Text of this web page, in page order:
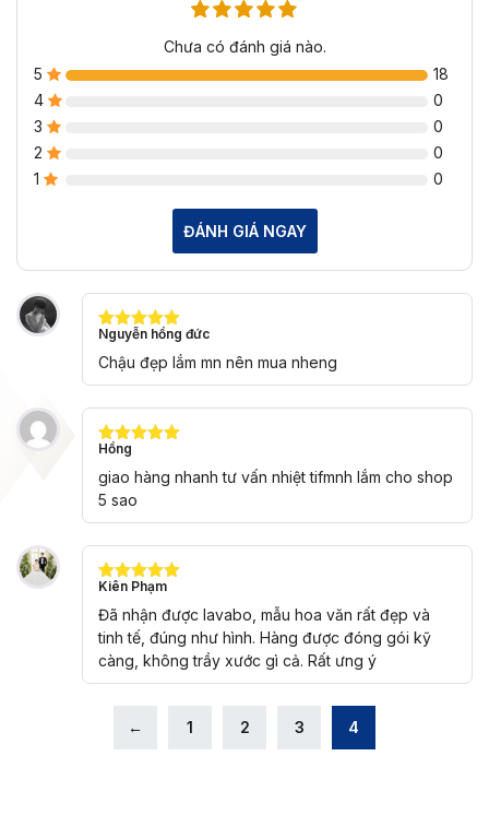
Chưa có đánh giá nào.
5
18
4
0
3
0
2
0
1
0
ĐÁNH GIÁ NGAY
Được xếp
hạng
5
sao
Nguyễn hồng đức
Chậu đẹp lắm mn nên mua nheng
Được xếp
hạng5 5
sao
Hồng
giao hàng nhanh tư vấn nhiệt tifmnh lắm cho shop
5 sao
Được xếp
hạng 55
sao
Kiên Phạm
Đã nhận được lavabo, mẫu hoa văn rất đẹp và
tinh tế, đúng như hình. Hàng được đóng gói kỹ
càng, không trầy xước gì cả. Rất ưng ý
← 1 2 3 4